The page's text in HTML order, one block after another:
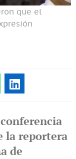
que el
la reportera
de